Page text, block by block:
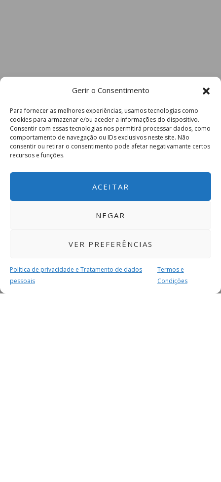
Gerir o Consentimento
Para fornecer as melhores experiências, usamos tecnologias como
cookies para armazenar e/ou aceder a informações do dispositivo.
Consentir com essas tecnologias nos permitirá processar dados, como
comportamento de navegação ou IDs exclusivos neste site. Não
consentir ou retirar o consentimento pode afetar negativamante certos
recursos e funções.
ACEITAR
NEGAR
VER PREFERÊNCIAS
Política de privacidade e Tratamento de dados
pessoais
Termos e
Condições